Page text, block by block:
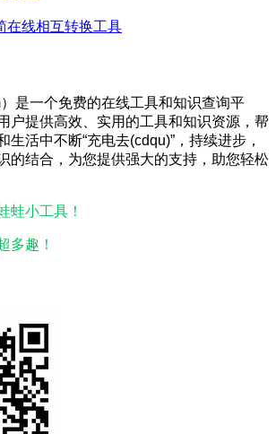
在线相互转换工具
是一个免费的在线工具和知识查询平
户提供高效、实用的工具和知识资源，帮
生活中不断“充电去(cdqu)”，持续进步，
的结合，为您提供强大的支持，助您轻松
蛙小工具！
多趣！